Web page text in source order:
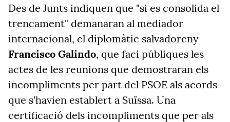
Des de Junts indiquen que "si es consolida el
trencament" demanaran al mediador
internacional, el diplomàtic salvadoreny
Francisco Galindo, que faci públiques les
actes de les reunions que demostraran els
incompliments per part del PSOE als acords
que s'havien establert a Suïssa. Una
certificació dels incompliments que per als